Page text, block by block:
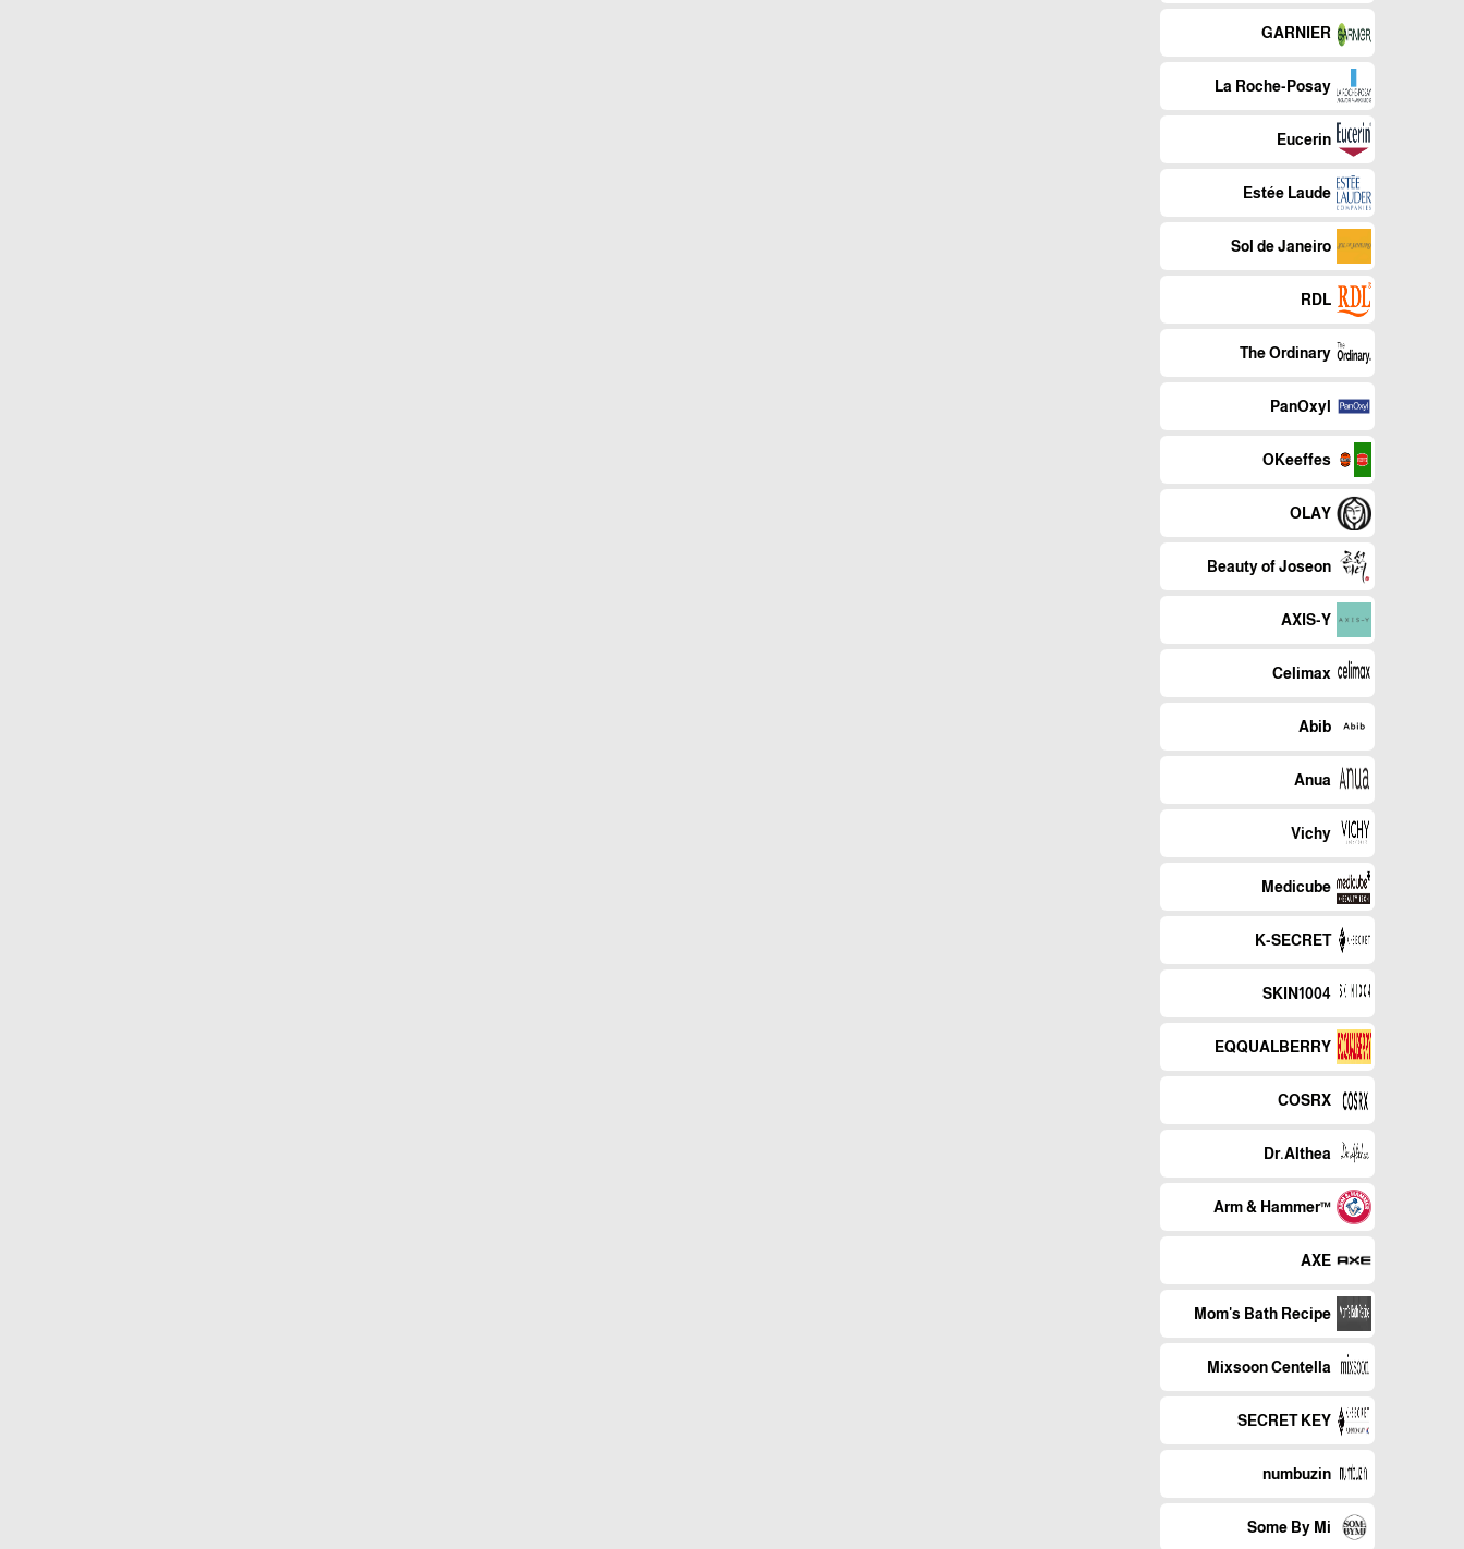
GARNIER
La Roche-Posay
Eucerin
Estée Laude
Sol de Janeiro
RDL
The Ordinary
PanOxyl
OKeeffes
OLAY
Beauty of Joseon
AXIS-Y
Celimax
Abib
Anua
Vichy
Medicube
K-SECRET
SKIN1004
EQQUALBERRY
COSRX
Dr.Althea
™Arm & Hammer
AXE
Mom's Bath Recipe
Mixsoon Centella
SECRET KEY
numbuzin
Some By Mi